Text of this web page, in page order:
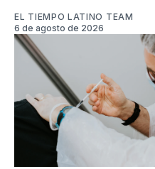
EL TIEMPO LATINO TEAM
6 de agosto de 2026